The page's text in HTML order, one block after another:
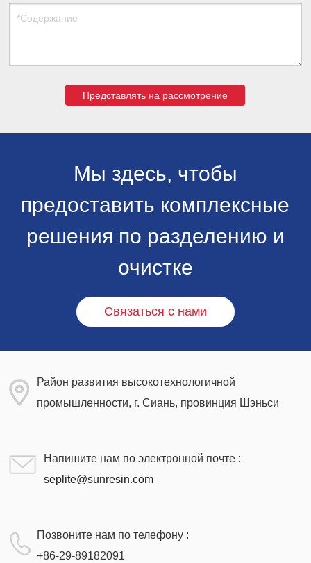
Представлять на рассмотрение
Мы здесь, чтобы
предоставить комплексные
решения по разделению и
очистке
Связаться с нами
Район развития высокотехнологичной
промышленности, г. Сиань, провинция Шэньси
Напишите нам по электронной почте :
seplite@sunresin.com
Позвоните нам по телефону :
+86-29-89182091